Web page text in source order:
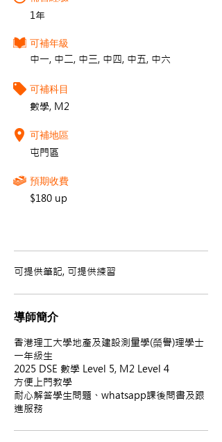
1年
可補年級
中一, 中二, 中三, 中四, 中五, 中六
可補科目
數學, M2
可補地區
屯門區
預期收費
$180 up
可提供筆記, 可提供練習
導師簡介
香港理工大學地產及建設測量學(榮譽)理學士
一年級生
2025 DSE 數學 Level 5, M2 Level 4
方便上門教學
耐心解答學生問題、whatsapp課後問書及跟
進服務